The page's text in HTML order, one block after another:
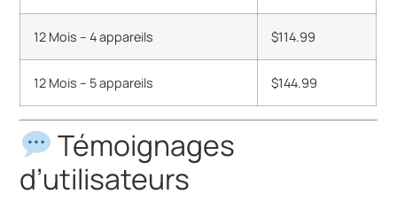
12 Mois – 4 appareils $114.99
12 Mois – 5 appareils $144.99
Témoignages
d’utilisateurs